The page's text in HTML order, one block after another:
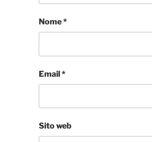
Nome*
Email*
Sito web